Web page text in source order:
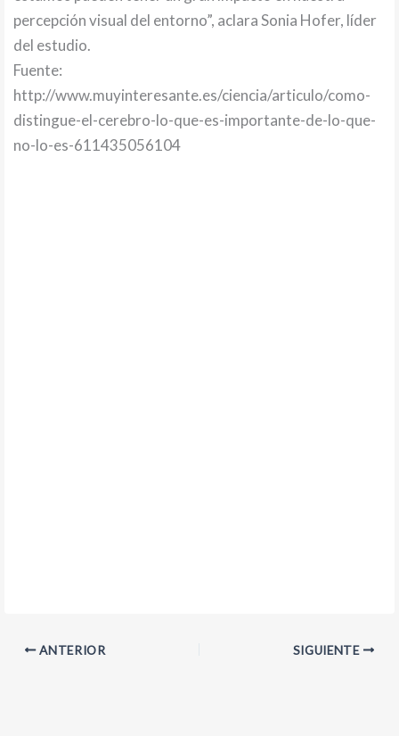
percepción visual del entorno”, aclara Sonia Hofer, líder
del estudio.
Fuente:
http://www.muyinteresante.es/ciencia/articulo/como-
distingue-el-cerebro-lo-que-es-importante-de-lo-que-
no-lo-es-611435056104
ANTERIOR SIGUIENTE